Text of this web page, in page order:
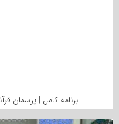
برنامه کامل | پرسمان قرآنی | ۱۴۰۵.۴.۳۰ | استاد